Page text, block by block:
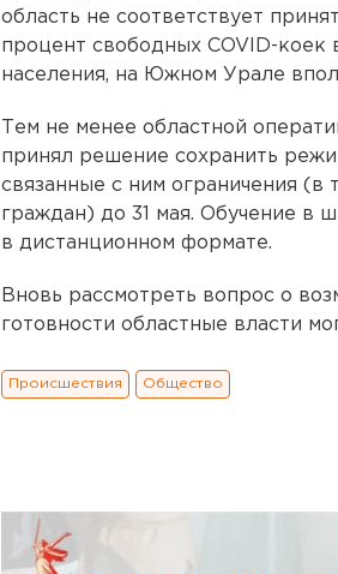
область не соответствует
процент свободных COVID-коек
населения, на Южном Урале
Тем не менее областной
принял решение сохранить
связанные с ним ограничения (в
граждан) до 31 мая. Обучение в
в дистанционном формате.
Вновь рассмотреть вопрос о
готовности областные власти
Происшествия Общество